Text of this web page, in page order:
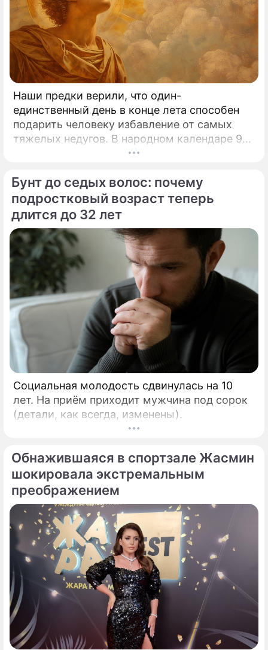
Наши предки верили, что один-
единственный день в конце лета способен
подарить человеку избавление от самых
тяжелых недугов. В народном календаре 9
августа занимает особое, почти
Бунт до седых волос: почему
подростковый возраст теперь
длится до 32 лет
Социальная молодость сдвинулась на 10
лет. На приём приходит мужчина под сорок
(детали, как всегда, изменены).
Обнажившаяся в спортзале Жасмин
шокировала экстремальным
преображением